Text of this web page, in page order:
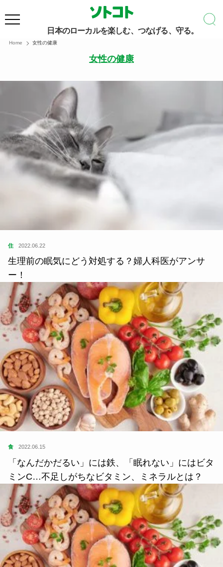
日本のローカルを楽しむ、つなげる、守る。
Home 女性の健康
女性の健康
住 2022.06.22
生理前の眠気にどう対処する？婦人科医がアンサ
ー！
食 2022.06.15
「なんだかだるい」には鉄、「眠れない」にはビタ
ミンC…不足しがちなビタミン、ミネラルとは？